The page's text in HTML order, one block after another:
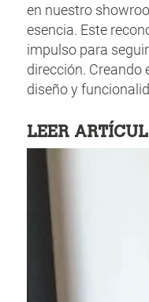
en nuestro
esencia. Este
impulso para
dirección. Creando
diseño y
LEER